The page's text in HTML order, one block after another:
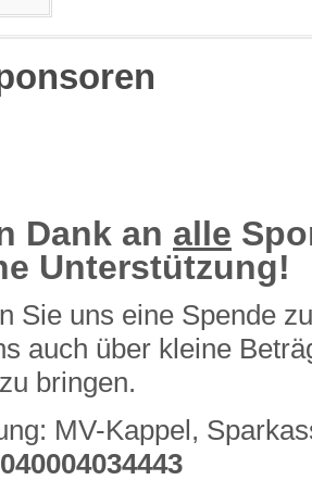
Dank an alle
Unterstützung!
Sie uns eine Spende
auch über kleine
bringen.
MV-Kappel,